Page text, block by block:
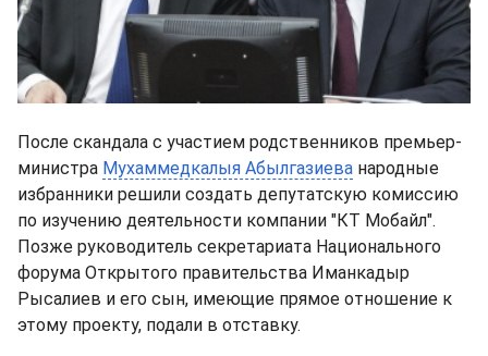
После скандала с участием родственников премьер-
министра Мухаммедкалыя Абылгазиева народные
избранники решили создать депутатскую комиссию
по изучению деятельности компании "КТ Мобайл".
Позже руководитель секретариата Национального
форума Открытого правительства Иманкадыр
Рысалиев и его сын, имеющие прямое отношение к
этому проекту, подали в отставку.